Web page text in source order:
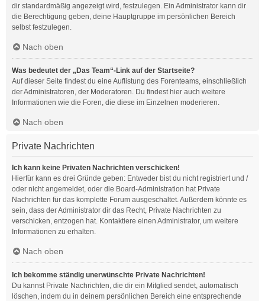
dir standardmäßig angezeigt wird, festzulegen. Ein Administrator kann dir
die Berechtigung geben, deine Hauptgruppe im persönlichen Bereich
selbst festzulegen.
Nach oben
Was bedeutet der „Das Team“-Link auf der Startseite?
Auf dieser Seite findest du eine Auflistung des Forenteams, einschließlich
der Administratoren, der Moderatoren. Du findest hier auch weitere
Informationen wie die Foren, die diese im Einzelnen moderieren.
Nach oben
Private Nachrichten
Ich kann keine Privaten Nachrichten verschicken!
Hierfür kann es drei Gründe geben: Entweder bist du nicht registriert und /
oder nicht angemeldet, oder die Board-Administration hat Private
Nachrichten für das komplette Forum ausgeschaltet. Außerdem könnte es
sein, dass der Administrator dir das Recht, Private Nachrichten zu
verschicken, entzogen hat. Kontaktiere einen Administrator, um weitere
Informationen zu erhalten.
Nach oben
Ich bekomme ständig unerwünschte Private Nachrichten!
Du kannst Private Nachrichten, die dir ein Mitglied sendet, automatisch
löschen, indem du in deinem persönlichen Bereich eine entsprechende